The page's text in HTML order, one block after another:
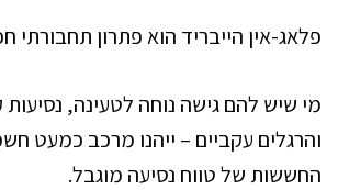
פלאג-אין הייבריד הוא פתרון תחבורתי
מי שיש להם גישה נוחה לטעינה, נסיעות
והרגלים עקביים – ייהנו מרכב כמעט
החששות של טווח נסיעה מוגבל.